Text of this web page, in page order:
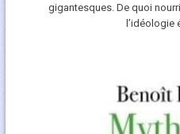
gigantesques. De quoi
l’idéologie